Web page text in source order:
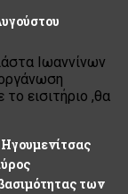
Ιωαννίνων
εισιτήριο ,θα
των